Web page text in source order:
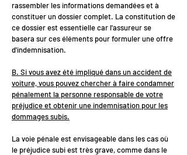
rassembler les informations demandées et à
constituer un dossier complet. La constitution de
ce dossier est essentielle car l'assureur se
basera sur ces éléments pour formuler une offre
d'indemnisation.
B. Si vous avez été impliqué dans un accident de
voiture, vous pouvez chercher à faire condamner
pénalement la personne responsable de votre
préjudice et obtenir une indemnisation pour les
dommages subis.
La voie pénale est envisageable dans les cas où
le préjudice subi est très grave, comme dans le